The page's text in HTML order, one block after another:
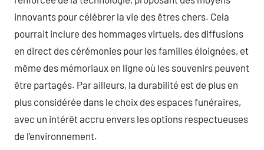
innovants pour célébrer la vie des êtres chers. Cela
pourrait inclure des hommages virtuels, des diffusions
en direct des cérémonies pour les familles éloignées, et
même des mémoriaux en ligne où les souvenirs peuvent
être partagés. Par ailleurs, la durabilité est de plus en
plus considérée dans le choix des espaces funéraires,
avec un intérêt accru envers les options respectueuses
de l’environnement.